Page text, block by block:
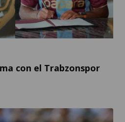
con el Trabzonspor